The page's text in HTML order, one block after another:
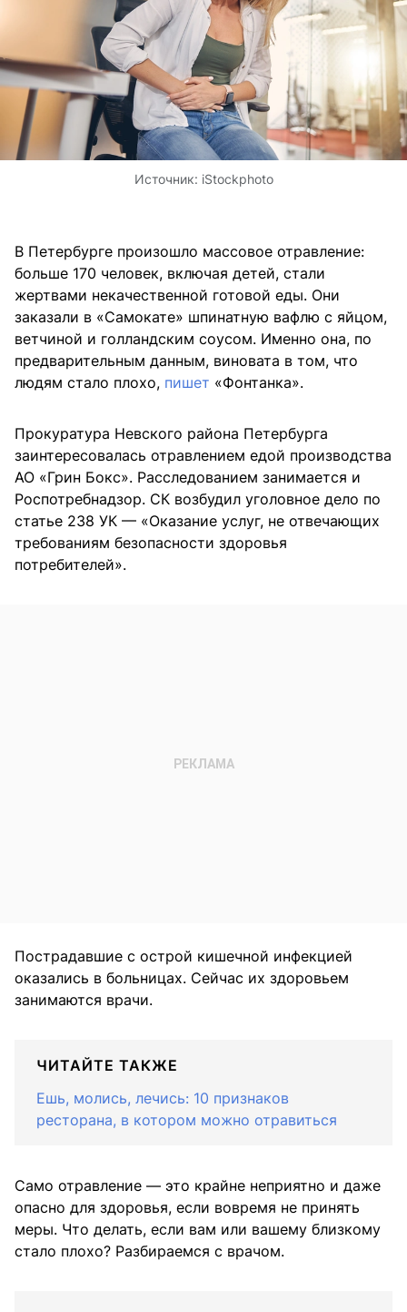
Источник: iStockphoto
В Петербурге произошло массовое отравление:
больше 170 человек, включая детей, стали
жертвами некачественной готовой еды. Они
заказали в «Самокате» шпинатную вафлю с яйцом,
ветчиной и голландским соусом. Именно она, по
предварительным данным, виновата в том, что
людям стало плохо, пишет «Фонтанка».
Прокуратура Невского района Петербурга
заинтересовалась отравлением едой производства
АО «Грин Бокс». Расследованием занимается и
Роспотребнадзор. СК возбудил уголовное дело по
статье 238 УК — «Оказание услуг, не отвечающих
требованиям безопасности здоровья
потребителей».
Пострадавшие с острой кишечной инфекцией
оказались в больницах. Сейчас их здоровьем
занимаются врачи.
ЧИТАЙТЕ ТАКЖЕ
Ешь, молись, лечись: 10 признаков
ресторана, в котором можно отравиться
Само отравление — это крайне неприятно и даже
опасно для здоровья, если вовремя не принять
меры. Что делать, если вам или вашему близкому
стало плохо? Разбираемся с врачом.